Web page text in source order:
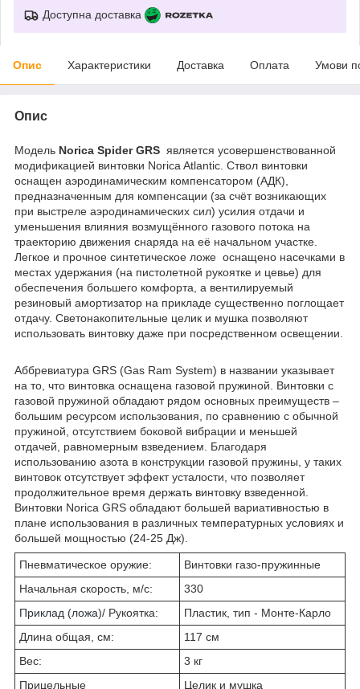
Доступна доставка
Опис Характеристики Доставка Оплата Умови
Опис
Модель Norica Spider GRS является усовершенствованной
модификацией винтовки Norica Atlantic. Ствол винтовки
оснащен аэродинамическим компенсатором (АДК),
предназначенным для компенсации (за счёт возникающих
при выстреле аэродинамических сил) усилия отдачи и
уменьшения влияния возмущённого газового потока на
траекторию движения снаряда на её начальном участке.
Легкое и прочное синтетическое ложе оснащено насечками в
местах удержания (на пистолетной рукоятке и цевье) для
обеспечения большего комфорта, а вентилируемый
резиновый амортизатор на прикладе существенно поглощает
отдачу. Светонакопительные целик и мушка позволяют
использовать винтовку даже при посредственном освещении.
Аббревиатура GRS (Gas Ram System) в названии указывает
на то, что винтовка оснащена газовой пружиной. Винтовки с
газовой пружиной обладают рядом основных преимуществ –
большим ресурсом использования, по сравнению с обычной
пружиной, отсутствием боковой вибрации и меньшей
отдачей, равномерным взведением. Благодаря
использованию азота в конструкции газовой пружины, у таких
винтовок отсутствует эффект усталости, что позволяет
продолжительное время держать винтовку взведенной.
Винтовки Norica GRS обладают большей вариативностью в
плане использования в различных температурных условиях и
большей мощностью (24-25 Дж).
Пневматическое оружие:
Винтовки газо-пружинные
Начальная скорость, м/с:
330
Приклад (ложа)/ Рукоятка:
Пластик, тип - Монте-Карло
Длина общая, см:
117 см
Вес:
3 кг
Прицельные
Целик и мушка